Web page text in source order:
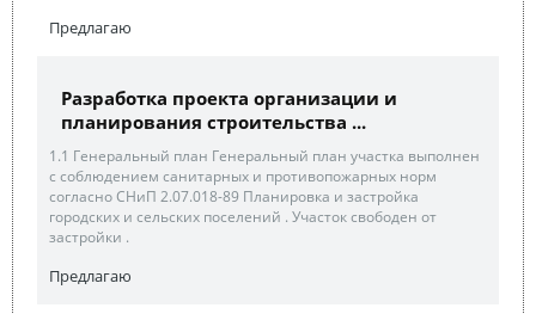
Предлагаю
Разработка проекта организации и
планирования строительства ...
1.1 Генеральный план Генеральный план участка выполнен
с соблюдением санитарных и противопожарных норм
согласно СНиП 2.07.018-89 Планировка и застройка
городских и сельских поселений . Участок свободен от
застройки .
Предлагаю